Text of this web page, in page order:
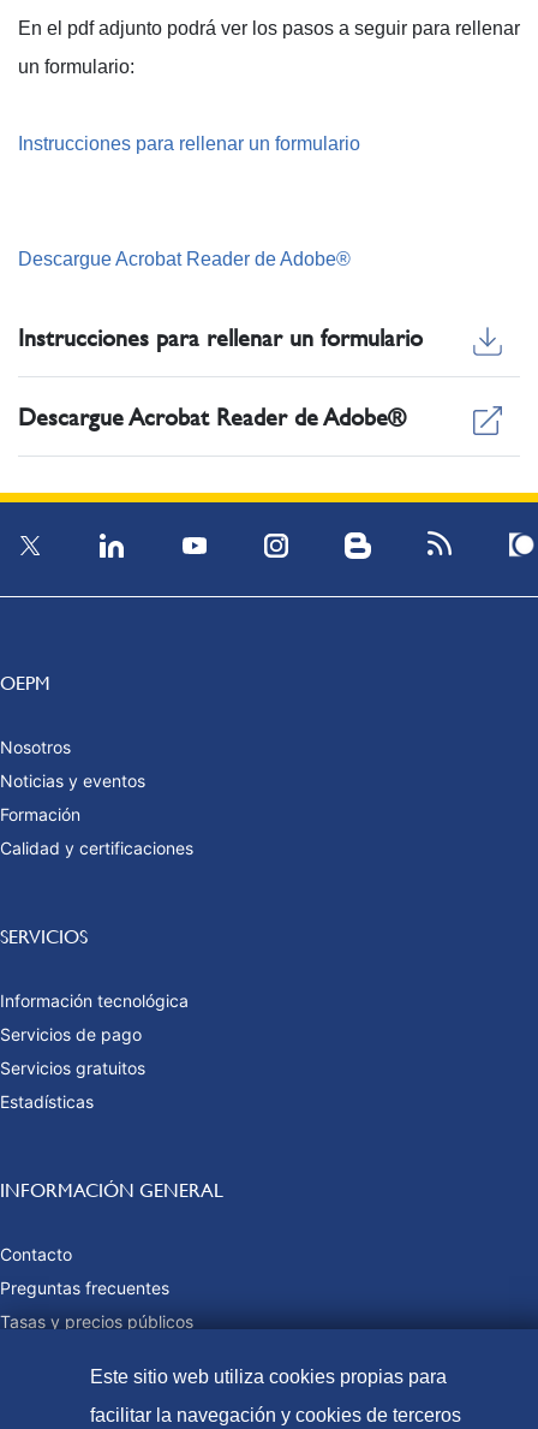
En el pdf adjunto podrá ver los pasos a seguir para rellenar
un formulario:
Instrucciones para rellenar un formulario
Descargue Acrobat Reader de Adobe®
Instrucciones para rellenar un formulario
Descargue Acrobat Reader de Adobe®
OEPM
Nosotros
Noticias y eventos
Formación
Calidad y certificaciones
SERVICIOS
Información tecnológica
Servicios de pago
Servicios gratuitos
Estadísticas
INFORMACIÓN GENERAL
Contacto
Preguntas frecuentes
Tasas y precios públicos
Este sitio web utiliza cookies propias para
facilitar la navegación y cookies de terceros